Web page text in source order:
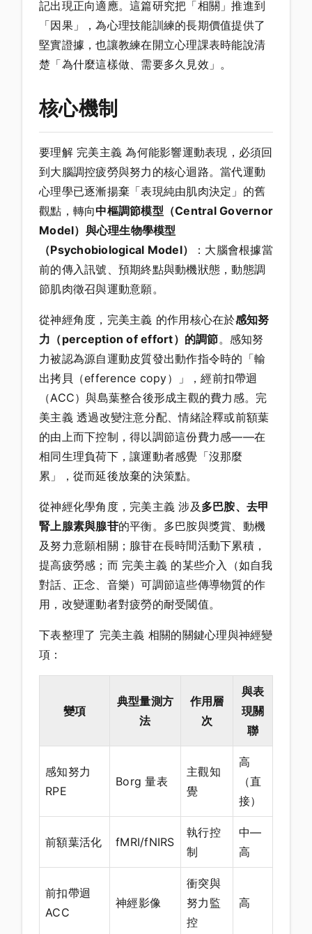
記出現正向適應。這篇研究把「相關」推進到
「因果」，為心理技能訓練的長期價值提供了
堅實證據，也讓教練在開立心理課表時能說清
楚「為什麼這樣做、需要多久見效」。
核心機制
要理解 完美主義 為何能影響運動表現，必須回
到大腦調控疲勞與努力的核心迴路。當代運動
心理學已逐漸揚棄「表現純由肌肉決定」的舊
觀點，轉向中樞調節模型（Central Governor
Model） 與心理生物學模型
（Psychobiological Model）
：大腦會根據當
前的傳入訊號、預期終點與動機狀態，動態調
節肌肉徵召與運動意願。
從神經角度，完美主義 的作用核心在於感知努
力（perception of effort）的調節。感知努
力被認為源自運動皮質發出動作指令時的「輸
出拷貝（efference copy）」，經前扣帶迴
（ACC）與島葉整合後形成主觀的費力感。完
美主義 透過改變注意分配、情緒詮釋或前額葉
的由上而下控制，得以調節這份費力感——在
相同生理負荷下，讓運動者感覺「沒那麼
累」，從而延後放棄的決策點。
從神經化學角度，完美主義 涉及 多巴胺、去甲
腎上腺素與腺苷的平衡。多巴胺與獎賞、動機
及努力意願相關；腺苷在長時間活動下累積，
提高疲勞感；而 完美主義 的某些介入（如自我
對話、正念、音樂）可調節這些傳導物質的作
用，改變運動者對疲勞的耐受閾值。
下表整理了 完美主義 相關的關鍵心理與神經變
項：
變項
典型量測方
法
作用層
次
與表
現關
聯
感知努力
RPE
Borg 量表
主觀知
覺
高
（直
接）
前額葉活化 fMRI/fNIRS
執行控
制
中—
高
前扣帶迴
ACC
神經影像
衝突與
努力監
控
高